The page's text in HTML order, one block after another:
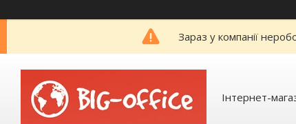
Зараз у компанії
Інтернет-